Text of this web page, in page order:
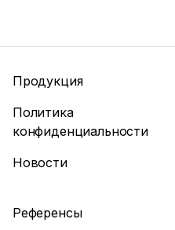
Продукция
Политика
конфиденциальности
Новости
Референсы